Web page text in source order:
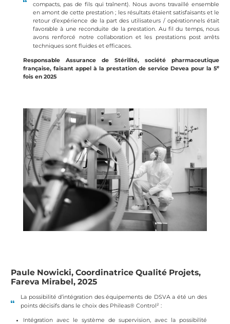
compacts, pas de fils qui traînent). Nous avons travaillé ensemble
en amont de cette prestation ; les résultats étaient satisfaisants et le
retour d’expérience de la part des utilisateurs / opérationnels était
favorable à une reconduite de la prestation. Au fil du temps, nous
avons renforcé notre collaboration et les prestations post arrêts
techniques sont fluides et efficaces.
Responsable Assurance de Stérilité, société pharmaceutique
française, faisant appel à la prestation de service Devea pour la 5e
fois en 2025
Paule Nowicki, Coordinatrice Qualité Projets,
Fareva Mirabel, 2025
La possibilité d’intégration des équipements de DSVA a été un des
points décisifs dans le choix des Phileas® Control² :
Intégration avec le système de supervision, avec la possibilité